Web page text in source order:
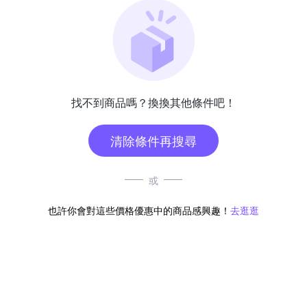
找不到商品嗎？換換其他條件吧！
清除條件再搜尋
或
也許你會對這些價格優惠中的商品感興趣！ 去逛逛